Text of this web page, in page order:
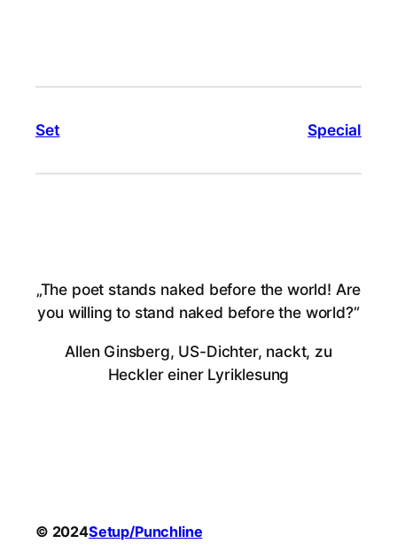
Set Special
„The poet stands naked before the world! Are
you willing to stand naked before the world?“
Allen Ginsberg, US-Dichter, nackt, zu
Heckler einer Lyriklesung
© 2024Setup/Punchline